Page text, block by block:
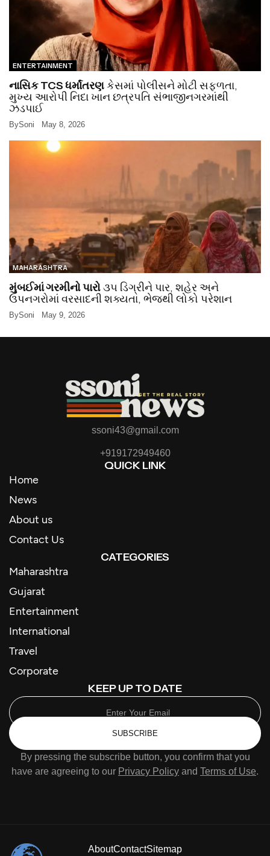
ENTERTAINMENT
નાસિક TCS ધર્માંતરણકેસમાં પોલીસને મોટી સફળતા,
મુખ્ય આરોપી નિદા ખાન છત્રપતિ સંભાજીનગરમાંથી
ઝડપાઈ
BySoni May 8, 2026
MAHARASHTRA
મુંબઈમાં ગરમીનો પારો૩૫ ડિગ્રીને પાર, શહેર અને
ઉપનગરોમાં વરસાદની શક્યતા, ભેજથી લોકો પરેશાન
BySoni May 9, 2026
ssoni43@gmail.com
+919172949460
QUICK LINK
Home
News
About us
Contact Us
CATEGORIES
Maharashtra
Gujarat
Entertainment
International
Travel
Corporate
KEEP UP TO DATE
SUBSCRIBE
By pressing the subscribe button, you confirm that you
have are agreeing to our Privacy Policy and Terms of Use.
AboutContactSitemap